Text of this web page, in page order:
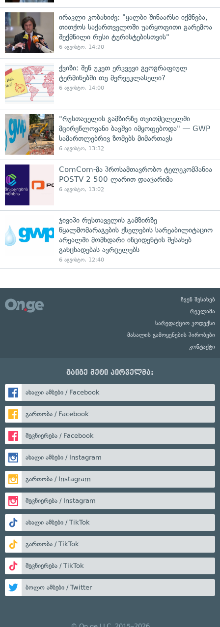
ირაკლი კობახიძე: "ყალბი შინაარსი იქმნება,
თითქოს საქართველოში უარყოფითი გარემოა
შექმნილი რუსი ტურისტებისთვის"
6 აგვისტო, 14:20
ქვიზი: შენ უკეთ ერკვევი გეოგრაფიულ
ტერმინებში თუ მერვეკლასელი?
6 აგვისტო, 14:00
"რუსთაველის გამზირზე თვითმცლელში
მცირეწლოვანი ბავშვი იმყოფებოდა" — GWP
სამართლებრივ ზომებს მიმართავს
6 აგვისტო, 13:32
ComCom-მა პროსამთავრობო ტელეკომპანია
POSTV 2 500 ლარით დააჯარიმა
6 აგვისტო, 13:02
ჯივიპი რუსთაველის გამზირზე
წყალმომარაგების ქსელების სარეაბილიტაციო
არეალში მომხდარი ინციდენტის შესახებ
განცხადებას ავრცელებს
6 აგვისტო, 12:40
ჩვენ შესახებ
რეკლამა
სარედაქციო კოდექსი
მასალის გამოყენების პირობები
კონტაქტი
გაიგე მეტი პირველმა:
ახალი ამბები / Facebook
გართობა / Facebook
მეცნიერება / Facebook
ახალი ამბები / Instagram
გართობა / Instagram
მეცნიერება / Instagram
ახალი ამბები / TikTok
გართობა / TikTok
მეცნიერება / TikTok
ბოლო ამბები / Twitter